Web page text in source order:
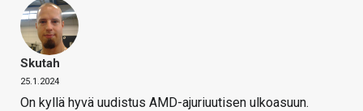
Skutah
25.1.2024
On kyllä hyvä uudistus AMD-ajuriuutisen ulkoasuun.